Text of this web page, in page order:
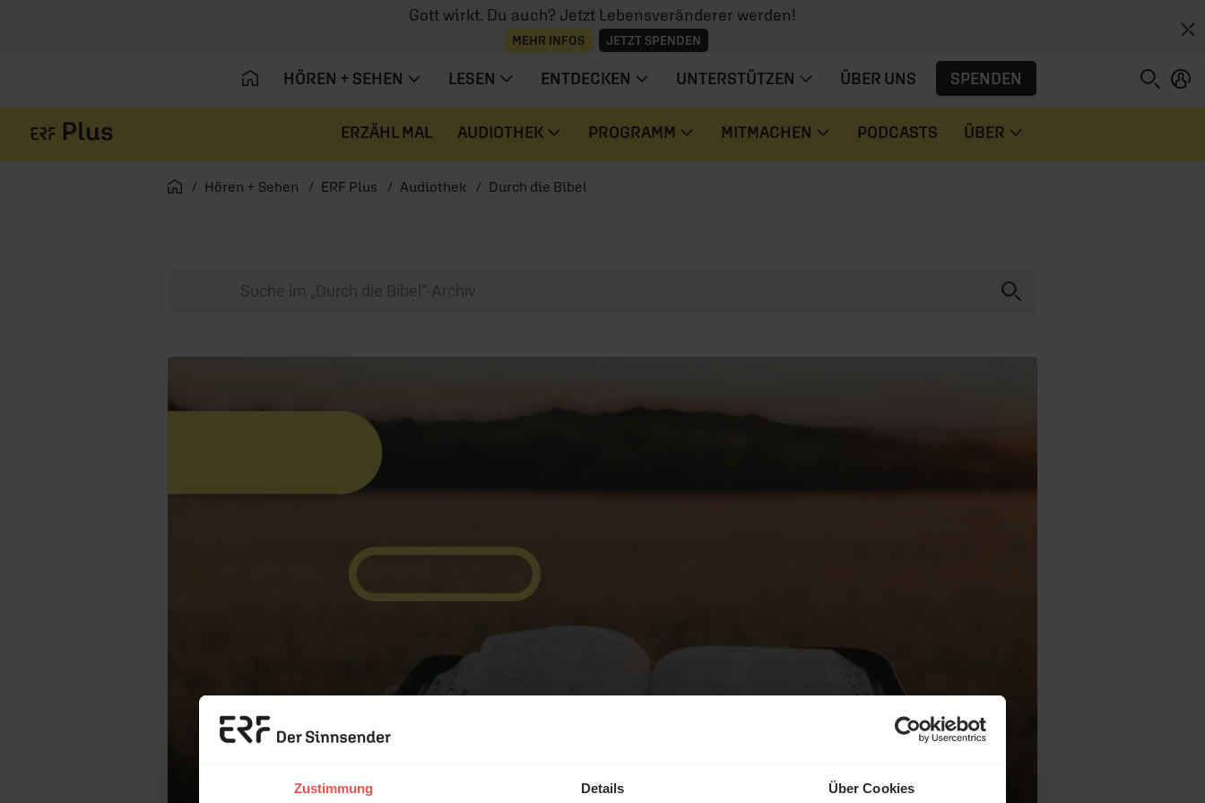
Zustimmung Details Über Cookies
Gott wirkt. Du auch? Jetzt Lebensveränderer werden!
MEHR INFOS JETZT SPENDEN
HÖREN + SEHEN LESEN ENTDECKEN UNTERSTÜTZEN ÜBER UNS SPENDEN
ERZÄHL MAL AUDIOTHEK PROGRAMM MITMACHEN PODCASTS ÜBER
Startseite
Hören + Sehen ERF Plus Audiothek Durch die Bibel